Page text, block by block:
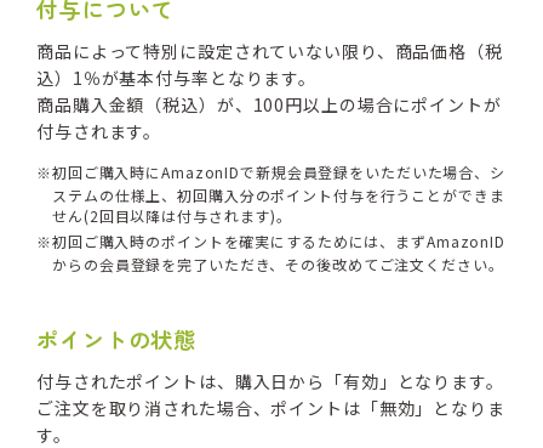
付与について
商品によって特別に設定されていない限り、商品価格（税
込）1％が基本付与率となります。
商品購入金額（税込）が、100円以上の場合にポイントが
付与されます。
初回ご購入時にAmazonIDで新規会員登録をいただいた場合、シ
ステムの仕様上、初回購入分のポイント付与を行うことができま
せん(2回目以降は付与されます)。
初回ご購入時のポイントを確実にするためには、まずAmazonID
からの会員登録を完了いただき、その後改めてご注文ください。
ポイントの状態
付与されたポイントは、購入日から「有効」となります。
ご注文を取り消された場合、ポイントは「無効」となりま
す。